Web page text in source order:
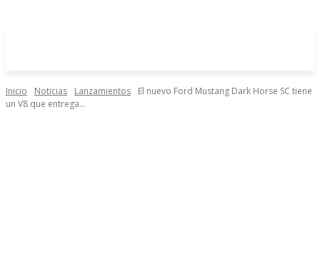
Inicio Noticias Lanzamientos
El nuevo Ford Mustang Dark Horse SC tiene
un V8 que entrega...